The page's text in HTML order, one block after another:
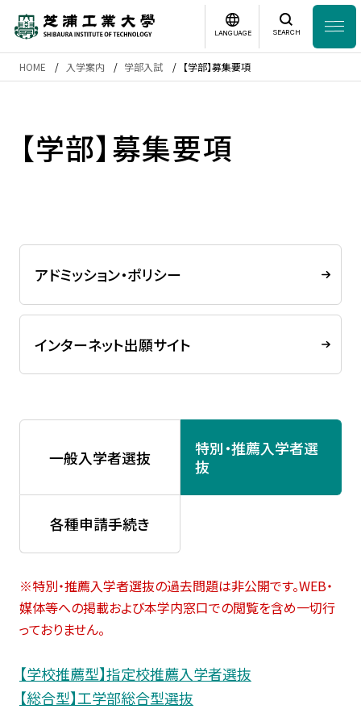
News
芝浦工業大学とは
グローバル
学生生活・キャリア支援
一般
LANGUAGE SEARCH
日本語 English
HOME 入学案内 学部入試 【学部】募集要項
【学部】募集要項
アドミッション・ポリシー
インターネット出願サイト
一般入学者選抜
特別・推薦入学者選
抜
各種申請手続き
※特別・推薦入学者選抜の過去問題は非公開です。WEB・
媒体等への掲載および本学内窓口での閲覧を含め一切行
っておりません。
【学校推薦型】指定校推薦入学者選抜
【総合型】工学部総合型選抜